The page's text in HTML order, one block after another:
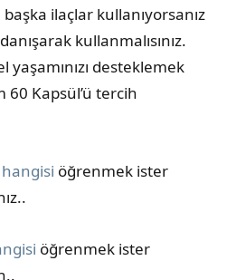
ilaçlar kullanıyorsanız
kullanmalısınız.
yaşamınızı desteklemek
60 Kapsül’ü tercih
öğrenmek ister
öğrenmek ister